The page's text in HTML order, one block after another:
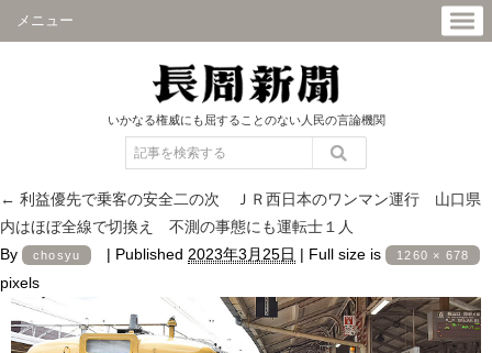
メニュー
いかなる権威にも屈することのない人民の言論機関
← 利益優先で乗客の安全二の次 ＪＲ西日本のワンマン運行 山口県
内はほぼ全線で切換え 不測の事態にも運転士１人
By
chosyu | Published 2023年3月25日 | Full size is 1260 × 678
pixels